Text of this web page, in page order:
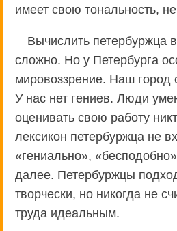
имеет свою тональность,
Вычислить петербуржца
сложно. Но у Петербурга
мировоззрение. Наш город
У нас нет гениев. Люди
оценивать свою работу
лексикон петербуржца не
«гениально»,
далее. Петербуржцы
творчески, но никогда не
труда идеальным.